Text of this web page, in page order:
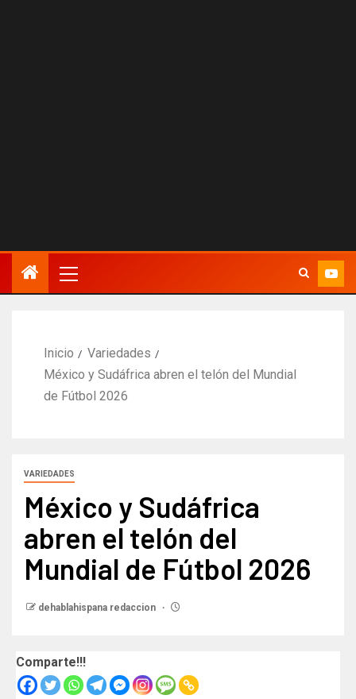
Inicio
Variedades
México y Sudáfrica abren el telón del Mundial
de Fútbol 2026
VARIEDADES
México y Sudáfrica
abren el telón del
Mundial de Fútbol 2026
dehablahispana redaccion
Comparte!!!